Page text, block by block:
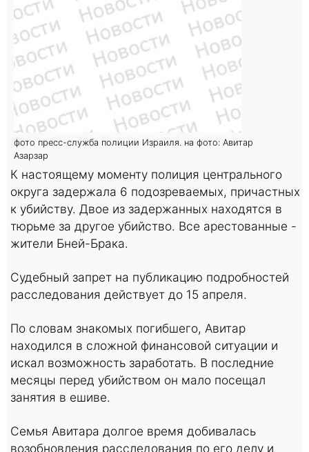
фото пресс-служба полиции Израиля. на фото: Авитар
Азарзар
К настоящему моменту полиция центрального
округа задержала 6 подозреваемых, причастных
к убийству. Двое из задержанных находятся в
тюрьме за другое убийство. Все арестованные -
жители Бней-Брака.
Судебный запрет на публикацию подробностей
расследования действует до 15 апреля.
По словам знакомых погибшего, Авитар
находился в сложной финансовой ситуации и
искал возможность заработать. В последние
месяцы перед убийством он мало посещал
занятия в ешиве.
Семья Авитара долгое время добивалась
возобновления расследования по его делу и